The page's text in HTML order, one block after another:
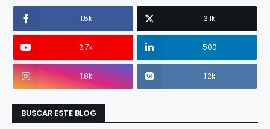
1.5k 3.1k
2.7k 500
1.8k 1.2k
BUSCAR ESTE BLOG